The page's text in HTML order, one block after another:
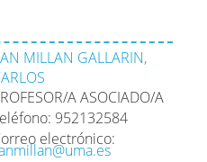
MILLAN GALLARIN,
A ASOCIADO/A
952132584
electrónico: